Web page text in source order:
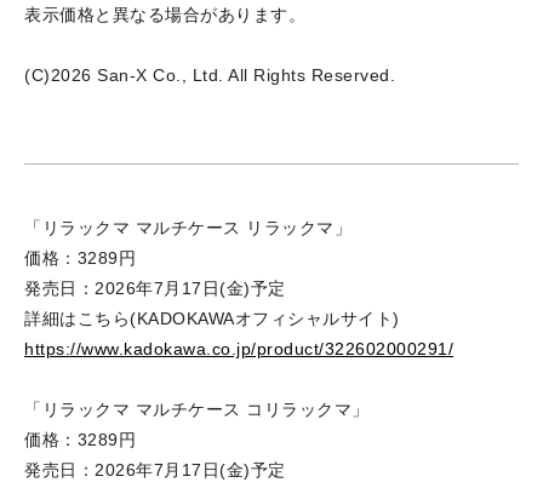
表示価格と異なる場合があります。
(C)2026 San-X Co., Ltd. All Rights Reserved.
「リラックマ マルチケース リラックマ」
価格：3289円
発売日：2026年7月17日(金)予定
詳細はこちら(KADOKAWAオフィシャルサイト)
https://www.kadokawa.co.jp/product/322602000291/
「リラックマ マルチケース コリラックマ」
価格：3289円
発売日：2026年7月17日(金)予定